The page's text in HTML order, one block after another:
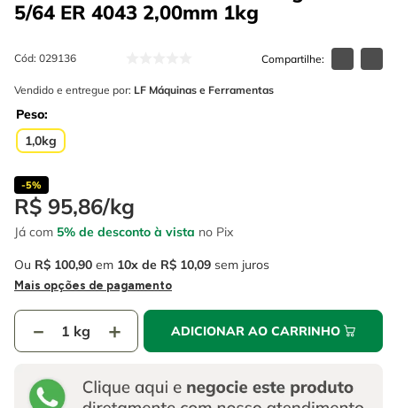
5/64 ER 4043 2,00mm 1kg
Cód: 029136
Vendido e entregue por: LF Máquinas e Ferramentas
Peso
1,0kg
-5%
R$ 95,86/kg
Já com 5% de desconto à vista no Pix
Ou R$ 100,90 em 10 R$ 10,09 sem juros
Mais opções de pagamento
＋
－ ADICIONAR AO CARRINHO
6º serra copo
9º
10º
º escada
º
fio
º lavadora alta pressão
10º alicate